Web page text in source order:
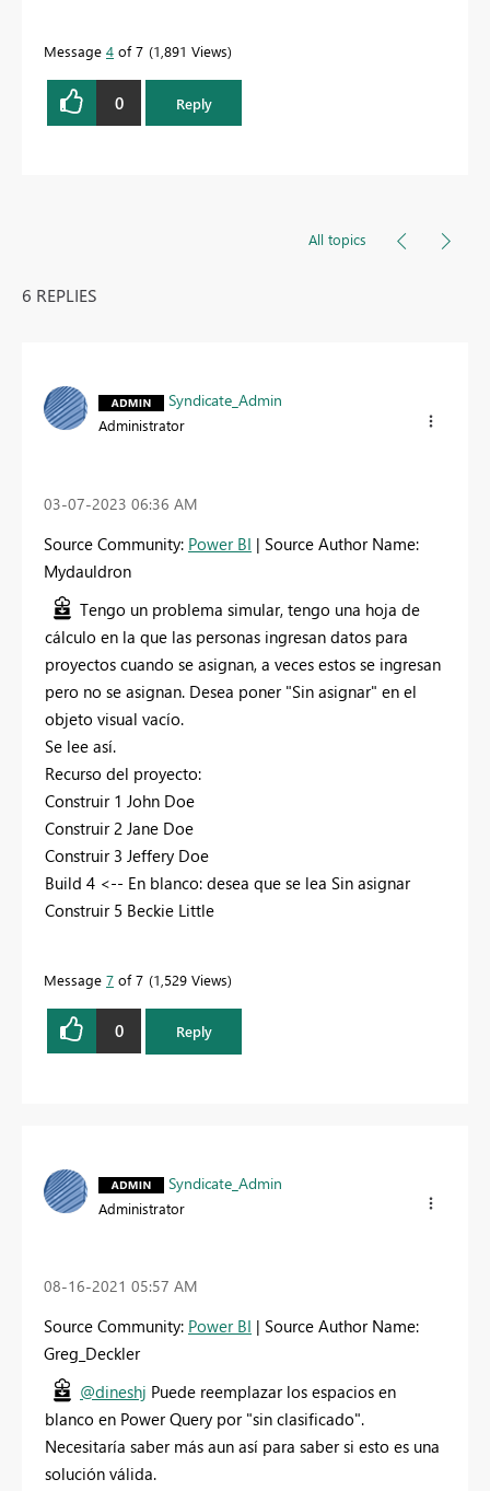
Message 4 of 7 1,891 Views
0 Reply
All topics
6 REPLIES
Syndicate_Admin
Administrator
‎03-07-2023 06:36 AM
Source Community: Power BI | Source Author Name:
Mydauldron
Tengo un problema simular, tengo una hoja de
cálculo en la que las personas ingresan datos para
proyectos cuando se asignan, a veces estos se ingresan
pero no se asignan. Desea poner "Sin asignar" en el
objeto visual vacío.
Se lee así.
Recurso del proyecto:
Construir 1 John Doe
Construir 2 Jane Doe
Construir 3 Jeffery Doe
Build 4 <-- En blanco: desea que se lea Sin asignar
Construir 5 Beckie Little
Message 7 of 7 1,529 Views
0 Reply
Syndicate_Admin
Administrator
‎08-16-2021 05:57 AM
Source Community: Power BI | Source Author Name:
Greg_Deckler
@dineshj Puede reemplazar los espacios en
blanco en Power Query por "sin clasificado".
Necesitaría saber más aun así para saber si esto es una
solución válida.